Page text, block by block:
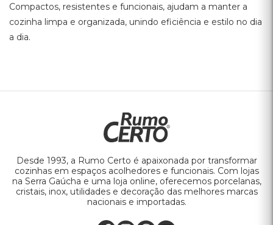
Compactos, resistentes e funcionais, ajudam a manter a
cozinha limpa e organizada, unindo eficiência e estilo no dia
a dia.
Desde 1993, a Rumo Certo é apaixonada por transformar
cozinhas em espaços acolhedores e funcionais. Com lojas
na Serra Gaúcha e uma loja online, oferecemos porcelanas,
cristais, inox, utilidades e decoração das melhores marcas
nacionais e importadas.